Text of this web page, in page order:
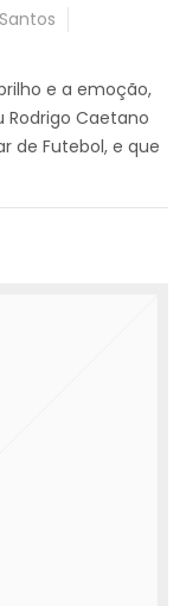
e a emoção,
Caetano
de Futebol, e que